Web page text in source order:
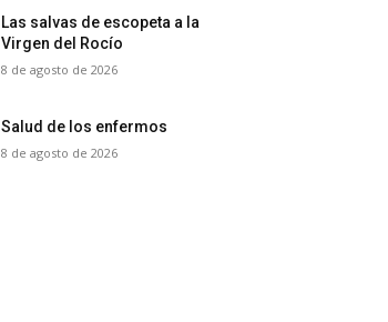
Las salvas de escopeta a la
Virgen del Rocío
8 de agosto de 2026
Salud de los enfermos
8 de agosto de 2026